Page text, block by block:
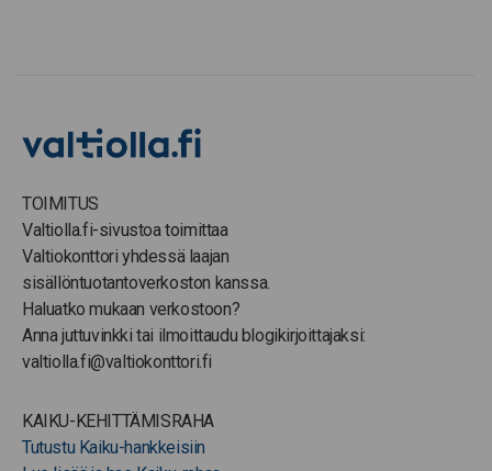
TOIMITUS
Valtiolla.fi-sivustoa toimittaa
Valtiokonttori yhdessä laajan
sisällöntuotantoverkoston kanssa.
Haluatko mukaan verkostoon?
Anna juttuvinkki tai ilmoittaudu blogikirjoittajaksi:
valtiolla.fi@valtiokonttori.fi
KAIKU-KEHITTÄMISRAHA
Tutustu Kaiku-hankkeisiin